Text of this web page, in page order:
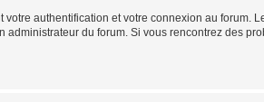
authentification et votre connexion au forum.
du forum. Si vous rencontrez des